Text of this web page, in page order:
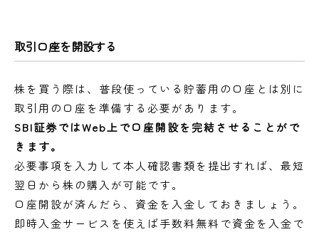
取引口座を開設する
株を買う際は、普段使っている貯蓄用の口座とは別に
取引用の口座を準備する必要があります。
SBI証券ではWeb上で口座開設を完結させることがで
きます。
必要事項を入力して本人確認書類を提出すれば、最短
翌日から株の購入が可能です。
口座開設が済んだら、資金を入金しておきましょう。
即時入金サービスを使えば手数料無料で資金を入金で